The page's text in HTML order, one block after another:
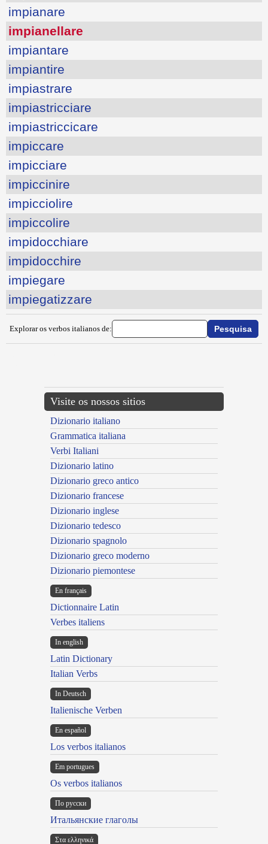
impianare
impianellare
impiantare
impiantire
impiastrare
impiastricciare
impiastriccicare
impiccare
impicciare
impiccinire
impicciolire
impiccolire
impidocchiare
impidocchire
impiegare
impiegatizzare
Explorar os verbos italianos de:
Visite os nossos sitios
Dizionario italiano
Grammatica italiana
Verbi Italiani
Dizionario latino
Dizionario greco antico
Dizionario francese
Dizionario inglese
Dizionario tedesco
Dizionario spagnolo
Dizionario greco moderno
Dizionario piemontese
En français
Dictionnaire Latin
Verbes italiens
In english
Latin Dictionary
Italian Verbs
In Deutsch
Italienische Verben
En español
Los verbos italianos
Em portugues
Os verbos italianos
По русски
Итальянские глаголы
Στα ελληνικά